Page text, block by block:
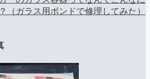
（ガラス用ボンドで修理してみた）